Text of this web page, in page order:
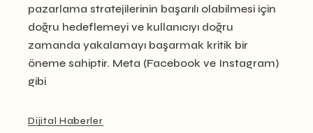
pazarlama stratejilerinin başarılı olabilmesi için
doğru hedeflemeyi ve kullanıcıyı doğru
zamanda yakalamayı başarmak kritik bir
öneme sahiptir. Meta (Facebook ve Instagram)
gibi
Dijital Haberler